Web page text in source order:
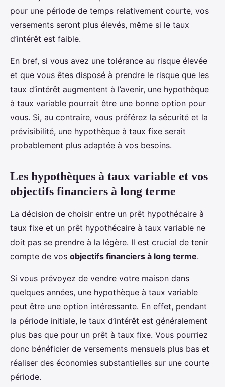
pour une période de temps relativement courte, vos
versements seront plus élevés, même si le taux
d’intérêt est faible.
En bref, si vous avez une tolérance au risque élevée
et que vous êtes disposé à prendre le risque que les
taux d’intérêt augmentent à l’avenir, une hypothèque
à taux variable pourrait être une bonne option pour
vous. Si, au contraire, vous préférez la sécurité et la
prévisibilité, une hypothèque à taux fixe serait
probablement plus adaptée à vos besoins.
Les hypothèques à taux variable et vos
objectifs financiers à long terme
La décision de choisir entre un prêt hypothécaire à
taux fixe et un prêt hypothécaire à taux variable ne
doit pas se prendre à la légère. Il est crucial de tenir
compte de vos objectifs financiers à long terme.
Si vous prévoyez de vendre votre maison dans
quelques années, une hypothèque à taux variable
peut être une option intéressante. En effet, pendant
la période initiale, le taux d’intérêt est généralement
plus bas que pour un prêt à taux fixe. Vous pourriez
donc bénéficier de versements mensuels plus bas et
réaliser des économies substantielles sur une courte
période.